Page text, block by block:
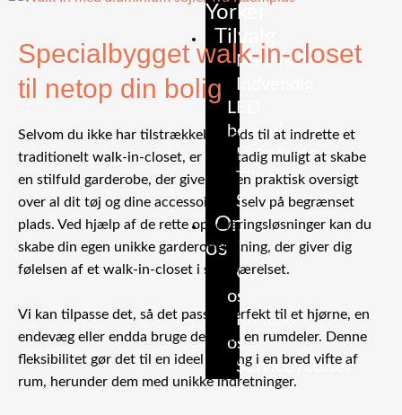
Yorker
Tilvalg
Materialer
LED
belysning
Indretning
Tilbehør
Serviceydelser
Om
os
Om
os
Kontakt
os
Serviceydelser
Specialbygget walk-in-closet
til netop din bolig
Selvom du ikke har tilstrækkelig plads til at indrette et
traditionelt walk-in-closet, er det stadig muligt at skabe
en stilfuld garderobe, der giver dig en praktisk oversigt
over al dit tøj og dine accessoires – selv på begrænset
plads. Ved hjælp af de rette opbevaringsløsninger kan du
skabe din egen unikke garderobeløsning, der giver dig
følelsen af et walk-in-closet i soveværelset.
Vi kan tilpasse det, så det passer perfekt til et hjørne, en
endevæg eller endda bruge det som en rumdeler. Denne
fleksibilitet gør det til en ideel løsning i en bred vifte af
rum, herunder dem med unikke indretninger.